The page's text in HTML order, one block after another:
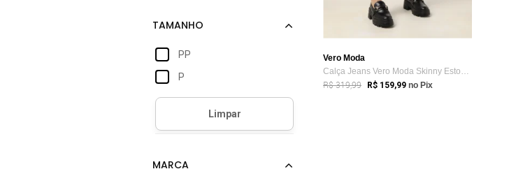
PP
P
Vero Moda
Calça Jeans Vero Moda Skinny Estonada Azul
R$ 319,99 R$ 159,99 no Pix